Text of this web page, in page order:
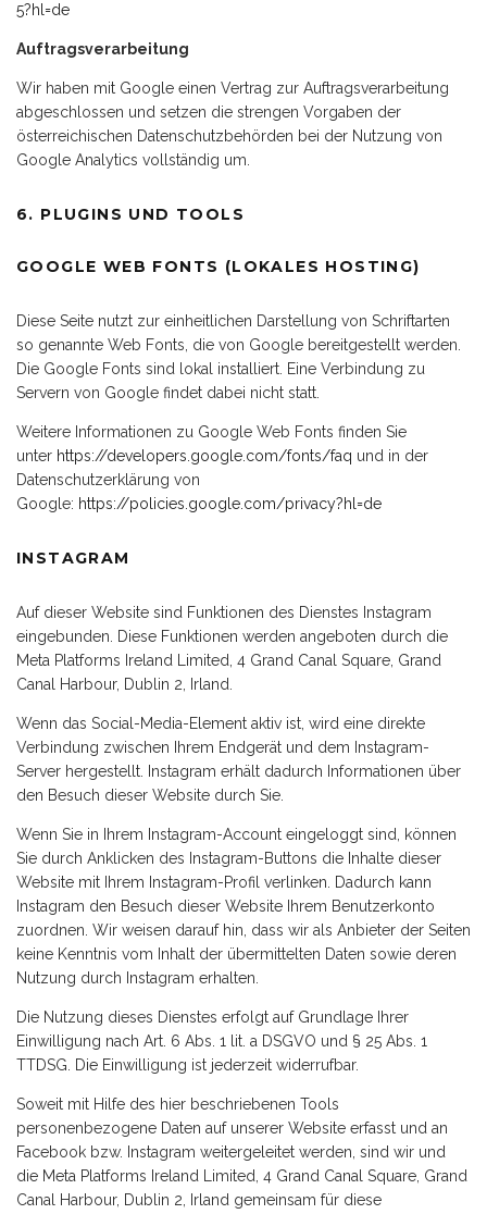
5?hl=de
Auftragsverarbeitung
Wir haben mit Google einen Vertrag zur Auftragsverarbeitung
abgeschlossen und setzen die strengen Vorgaben der
österreichischen Datenschutzbehörden bei der Nutzung von
Google Analytics vollständig um.
6. PLUGINS UND TOOLS
GOOGLE WEB FONTS (LOKALES HOSTING)
Diese Seite nutzt zur einheitlichen Darstellung von Schriftarten
so genannte Web Fonts, die von Google bereitgestellt werden.
Die Google Fonts sind lokal installiert. Eine Verbindung zu
Servern von Google findet dabei nicht statt.
Weitere Informationen zu Google Web Fonts finden Sie
unter https://developers.google.com/fonts/faq und in der
Datenschutzerklärung von
Google: https://policies.google.com/privacy?hl=de
INSTAGRAM
Auf dieser Website sind Funktionen des Dienstes Instagram
eingebunden. Diese Funktionen werden angeboten durch die
Meta Platforms Ireland Limited, 4 Grand Canal Square, Grand
Canal Harbour, Dublin 2, Irland.
Wenn das Social-Media-Element aktiv ist, wird eine direkte
Verbindung zwischen Ihrem Endgerät und dem Instagram-
Server hergestellt. Instagram erhält dadurch Informationen über
den Besuch dieser Website durch Sie.
Wenn Sie in Ihrem Instagram-Account eingeloggt sind, können
Sie durch Anklicken des Instagram-Buttons die Inhalte dieser
Website mit Ihrem Instagram-Profil verlinken. Dadurch kann
Instagram den Besuch dieser Website Ihrem Benutzerkonto
zuordnen. Wir weisen darauf hin, dass wir als Anbieter der Seiten
keine Kenntnis vom Inhalt der übermittelten Daten sowie deren
Nutzung durch Instagram erhalten.
Die Nutzung dieses Dienstes erfolgt auf Grundlage Ihrer
Einwilligung nach Art. 6 Abs. 1 lit. a DSGVO und § 25 Abs. 1
TTDSG. Die Einwilligung ist jederzeit widerrufbar.
Soweit mit Hilfe des hier beschriebenen Tools
personenbezogene Daten auf unserer Website erfasst und an
Facebook bzw. Instagram weitergeleitet werden, sind wir und
die Meta Platforms Ireland Limited, 4 Grand Canal Square, Grand
Canal Harbour, Dublin 2, Irland gemeinsam für diese